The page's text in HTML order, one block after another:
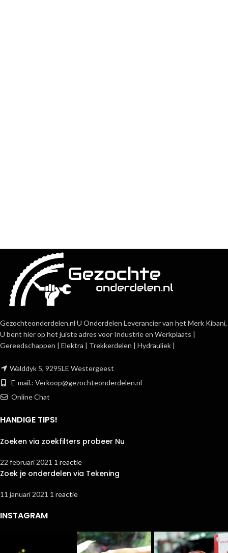
Gezochteonderdelen.nl U Onderdelen Leverancier van het Merk Kibani,
U bent hier op het juiste adres voor Industrie en Werkplaats |
Gereedschappen | Elektra | Trekkerdelen | Hydrauliek |
Walddyk 5, 9295LE Westergeest
E-mail.: Verkoop@gezochteonderdelen.nl
Online Chat
HANDIGE TIPS!
Zoeken via zoekfilters probeer Nu
22 februari 2021 1 reactie
Zoek je onderdelen via Tekening
11 januari 2021 1 reactie
INSTAGRAM